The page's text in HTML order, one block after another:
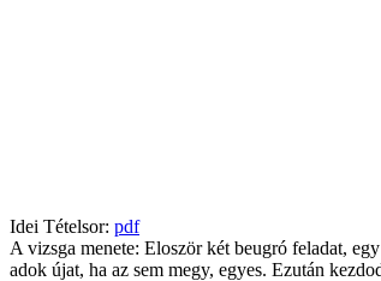
Idei Tételsor: pdf
A vizsga menete: Eloször két beugró feladat,
adok újat, ha az sem megy, egyes. Ezután